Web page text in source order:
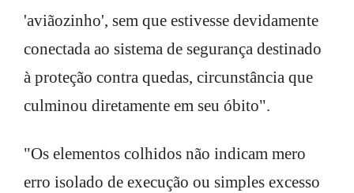
'aviãozinho', sem que estivesse devidamente
conectada ao sistema de segurança destinado
à proteção contra quedas, circunstância que
culminou diretamente em seu óbito".
"Os elementos colhidos não indicam mero
erro isolado de execução ou simples excesso